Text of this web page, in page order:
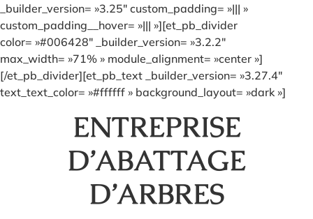
_builder_version= »3.25″ custom_padding= »||| »
custom_padding__hover= »||| »][et_pb_divider
color= »#006428″ _builder_version= »3.2.2″
max_width= »71% » module_alignment= »center »]
[/et_pb_divider][et_pb_text _builder_version= »3.27.4″
text_text_color= »#ffffff » background_layout= »dark »]
ENTREPRISE
D’ABATTAGE
D’ARBRES